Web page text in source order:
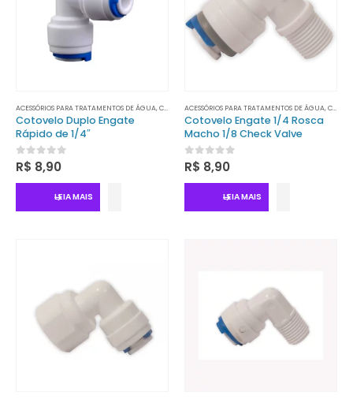
ACESSÓRIOS PARA TRATAMENTOS DE ÁGUA,CONECTORES
Cotovelo Duplo Engate
Rápido de 1/4″
0out of 5
R$ 8,90
LEIA MAIS
ACESSÓRIOS PARA TRATAMENTOS DE ÁGUA,CONECTORES
Cotovelo Engate 1/4 Rosca
Macho 1/8 Check Valve
0out of 5
R$ 8,90
LEIA MAIS